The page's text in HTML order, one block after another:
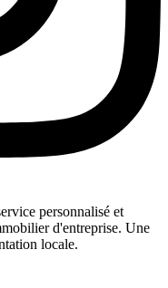
personnalisé et
d'entreprise. Une
locale.